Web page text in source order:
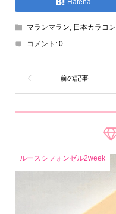
Hatena
マランマラン, 日本カラコン
コメント: 0
ルースシフォンゼル2week